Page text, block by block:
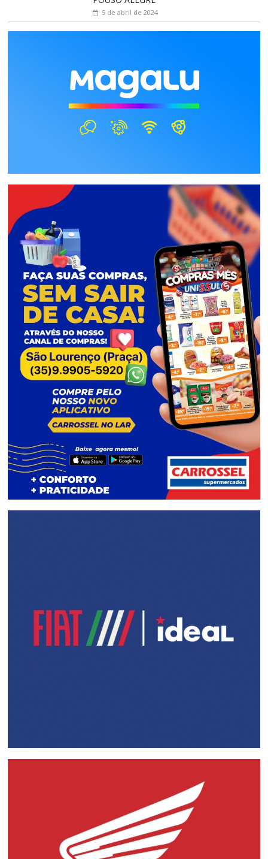
5 de abril de 2024